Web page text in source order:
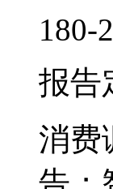
180-
报告
消费